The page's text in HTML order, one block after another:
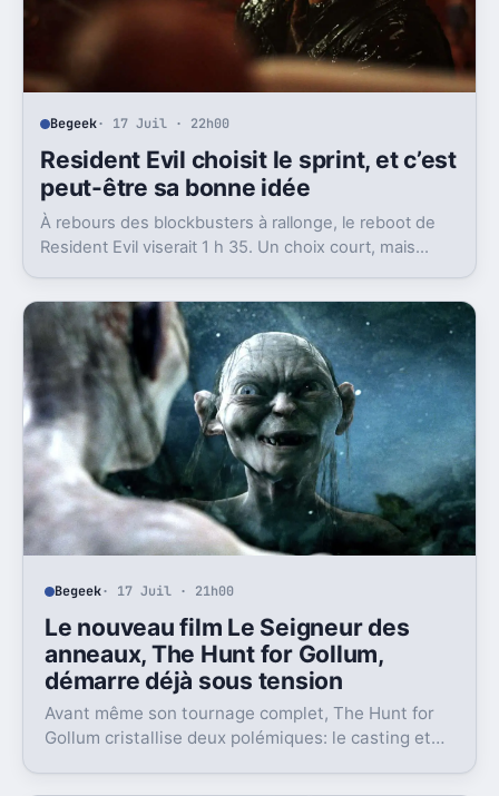
Begeek· 17 Juil · 22h00
Resident Evil choisit le sprint, et c’est
peut-être sa bonne idée
À rebours des blockbusters à rallonge, le reboot de
Resident Evil viserait 1 h 35. Un choix court, mais
Begeek· 17 Juil · 21h00
Le nouveau film Le Seigneur des
anneaux, The Hunt for Gollum,
démarre déjà sous tension
Avant même son tournage complet, The Hunt for
Gollum cristallise deux polémiques: le casting et